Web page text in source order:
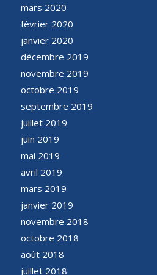
mars 2020
février 2020
janvier 2020
décembre 2019
novembre 2019
octobre 2019
septembre 2019
juillet 2019
juin 2019
mai 2019
avril 2019
mars 2019
janvier 2019
novembre 2018
octobre 2018
août 2018
juillet 2018